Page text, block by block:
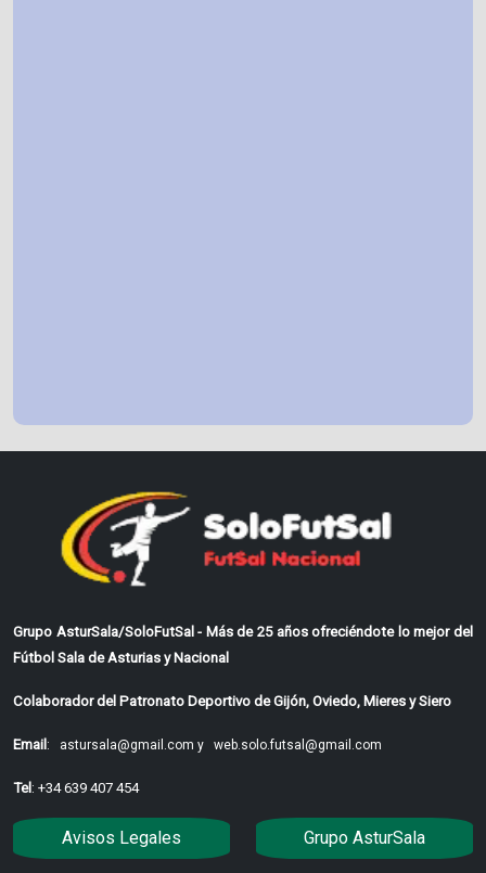
Grupo AsturSala/SoloFutSal - Más de 25 años ofreciéndote lo mejor del
Fútbol Sala de Asturias y Nacional
Colaborador del Patronato Deportivo de Gijón, Oviedo, Mieres y Siero
Email: astursala@gmail.com y web.solo.futsal@gmail.com
Tel: +34 639 407 454
Avisos Legales Grupo AsturSala